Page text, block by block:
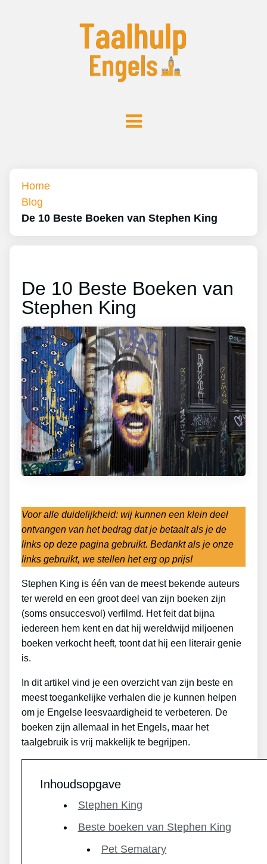
Home
Blog
De 10 Beste Boeken van Stephen King
De 10 Beste Boeken van
Stephen King
Voor alle duidelijkheid: wij kunnen een klein deel
ontvangen van het bedrag dat je betaalt als je de
links op deze pagina gebruikt. Bedankt als je onze
links gebruikt, we stellen het erg op prijs!
Stephen King is één van de meest bekende auteurs
ter wereld en een groot deel van zijn boeken zijn
(soms onsuccesvol) verfilmd. Het feit dat bijna
iedereen hem kent en dat hij wereldwijd miljoenen
boeken verkocht heeft, toont dat hij een literair genie
is.
In dit artikel vind je een overzicht van zijn beste en
meest toegankelijke verhalen die je kunnen helpen
om je Engelse leesvaardigheid te verbeteren. De
boeken zijn allemaal in het Engels, maar het
taalgebruik is vrij makkelijk te begrijpen.
Inhoudsopgave
Stephen King
Beste boeken van Stephen King
Pet Sematary